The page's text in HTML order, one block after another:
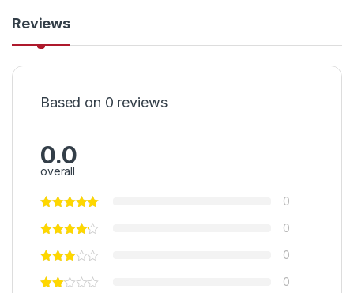
Reviews
Based on 0 reviews
0.0
overall
0
0
0
0